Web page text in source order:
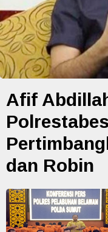
Afif
dan Robin